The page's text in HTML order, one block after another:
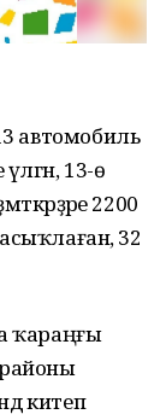
автомобиль
13-ө
2200
асыҡлаған, 32
ҡараңғы
китеп